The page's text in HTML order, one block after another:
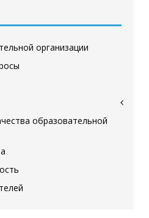
организации
образовательной